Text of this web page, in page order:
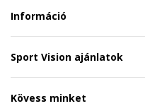
Információ
Sport Vision ajánlatok
Kövess minket